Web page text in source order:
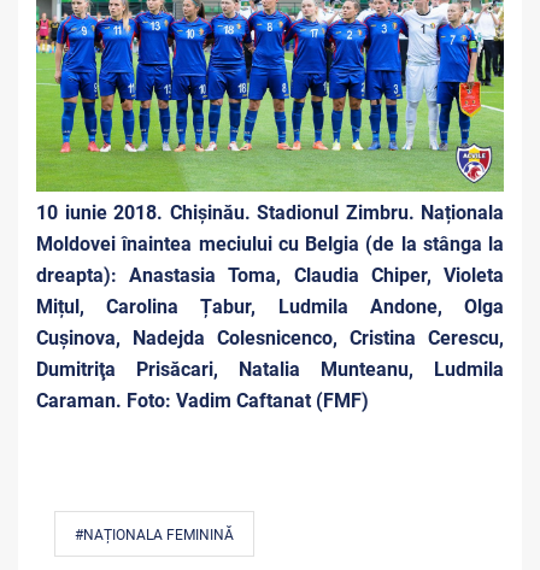
10 iunie 2018. Chişinău. Stadionul Zimbru. Naționala
Moldovei înaintea meciului cu Belgia (de la stânga la
dreapta): Anastasia Toma, Claudia Chiper, Violeta
Mițul, Carolina Țabur, Ludmila Andone, Olga
Cuşinova, Nadejda Colesnicenco, Cristina Cerescu,
Dumitriţa Prisăcari, Natalia Munteanu, Ludmila
Caraman. Foto: Vadim Caftanat (FMF)
#NAȚIONALA FEMININĂ